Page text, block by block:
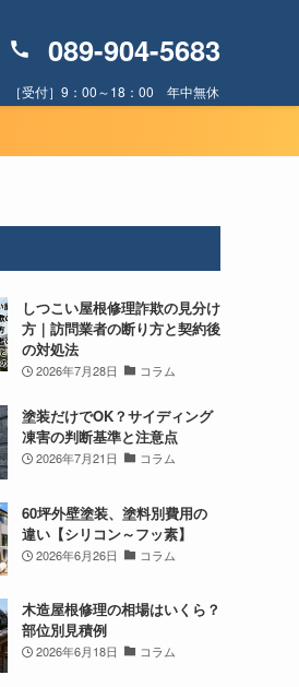
089-904-5683
［受付］9：00～18：00 年中無休
しつこい屋根修理詐欺の見分け
方｜訪問業者の断り方と契約後
の対処法
2026年7月28日 コラム
塗装だけでOK？サイディング
凍害の判断基準と注意点
2026年7月21日 コラム
60坪外壁塗装、塗料別費用の
違い【シリコン～フッ素】
2026年6月26日 コラム
木造屋根修理の相場はいくら？
部位別見積例
2026年6月18日 コラム